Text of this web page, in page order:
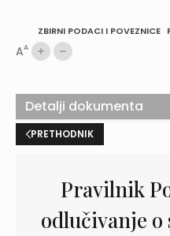
ZBIRNI PODACI I POVEZNICE
AA
PRETHODNIK
Pravilnik
odlučivanje o
Detalji dokumenta